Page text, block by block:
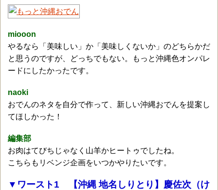
miooon
やるなら「美味しい」か「美味しくないか」のどちらかだ
と思うのですが、どっちでもない。もっと沖縄色オンパレ
ードにしたかったです。
naoki
おでんのネタを自分で作って、新しい沖縄おでんを提案し
てほしかった！
編集部
お肉はてびちじゃなく山羊かヒートゥでしたね。
こちらもリベンジ企画をいつかやりたいです。
▼ワースト1 【沖縄 地名しりとり】慶佐次（け